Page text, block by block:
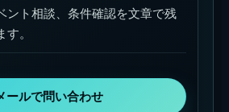
ント相談、条件確認を文章で残
。
ールで問い合わせ